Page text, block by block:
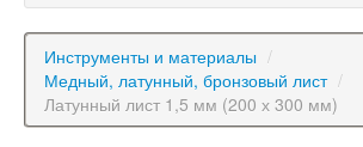
Инструменты и материалы /
Медный, латунный, бронзовый лист /
Латунный лист 1,5 мм (200 х 300 мм)